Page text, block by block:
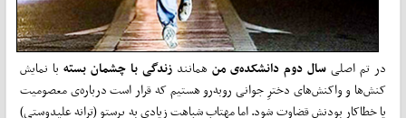
در تم اصلیسال دوم دانشکده‌ی منهمانند زندگی با چشمان بستهبا نمایش
کنش‌ها و واکنش‌های دخترِ جوانی روبه‌رو هستیم که قرار است درباره‌ی معصومیت
یا خطاکار بودنش قضاوت شود. اما مهتاب شباهت زیادی به پرستو (ترانه علیدوستی)